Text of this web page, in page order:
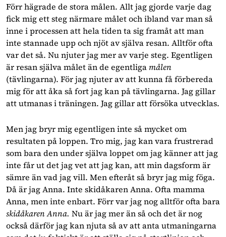
Förr hägrade de stora målen. Allt jag gjorde varje dag
fick mig ett steg närmare målet och ibland var man så
inne i processen att hela tiden ta sig framåt att man
inte stannade upp och njöt av själva resan. Alltför ofta
var det så. Nu njuter jag mer av varje steg. Egentligen
är resan själva målet än de egentliga målen
(tävlingarna). För jag njuter av att kunna få förbereda
mig för att åka så fort jag kan på tävlingarna. Jag gillar
att utmanas i träningen. Jag gillar att försöka utvecklas.
Men jag bryr mig egentligen inte så mycket om
resultaten på loppen. Tro mig, jag kan vara frustrerad
som bara den under själva loppet om jag känner att jag
inte får ut det jag vet att jag kan, att min dagsform är
sämre än vad jag vill. Men efteråt så bryr jag mig föga.
Då är jag Anna. Inte skidåkaren Anna. Ofta mamma
Anna, men inte enbart. Förr var jag nog alltför ofta bara
skidåkaren Anna. Nu är jag mer än så och det är nog
också därför jag kan njuta så av att anta utmaningarna